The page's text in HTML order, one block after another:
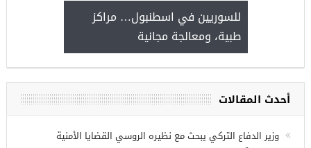
للسوريين في اسطنبول… مراكز
طبية، ومعالجة مجانية
عمل للسوريين في